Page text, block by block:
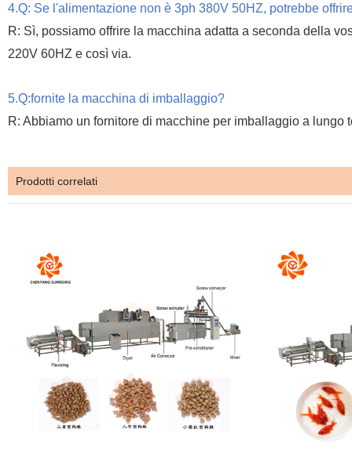
4.Q: Se l'alimentazione non è 3ph 380V 50HZ, potrebbe
R: Sì, possiamo offrire la macchina adatta a seconda della
220V 60HZ e così via.
5.Q:fornite la macchina di imballaggio?
R: Abbiamo un fornitore di macchine per imballaggio a lungo
Prodotti correlati